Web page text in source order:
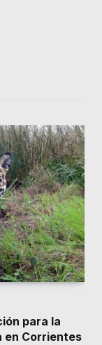
para la
en Corrientes